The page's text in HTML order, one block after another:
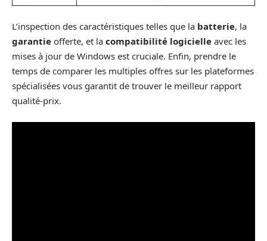
L’inspection des caractéristiques telles que la batterie, la
garantie offerte, et la compatibilité logicielle avec les
mises à jour de Windows est cruciale. Enfin, prendre le
temps de comparer les multiples offres sur les plateformes
spécialisées vous garantit de trouver le meilleur rapport
qualité-prix.